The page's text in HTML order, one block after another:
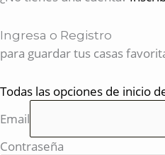
Ingresa o Registro
para guardar tus casas
Todas las opciones de inicio
Email
Contraseña